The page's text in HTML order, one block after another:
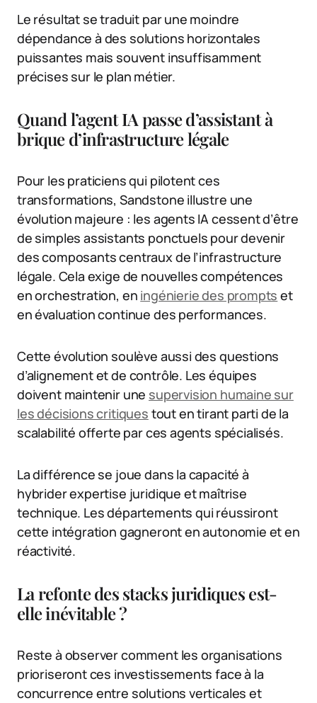
Le résultat se traduit par une moindre
dépendance à des solutions horizontales
puissantes mais souvent insuffisamment
précises sur le plan métier.
Quand l’agent IA passe d’assistant à
brique d’infrastructure légale
Pour les praticiens qui pilotent ces
transformations, Sandstone illustre une
évolution majeure : les agents IA cessent d’être
de simples assistants ponctuels pour devenir
des composants centraux de l’infrastructure
légale. Cela exige de nouvelles compétences
en orchestration, en ingénierie des prompts et
en évaluation continue des performances.
Cette évolution soulève aussi des questions
d’alignement et de contrôle. Les équipes
doivent maintenir une supervision humaine sur
les décisions critiques tout en tirant parti de la
scalabilité offerte par ces agents spécialisés.
La différence se joue dans la capacité à
hybrider expertise juridique et maîtrise
technique. Les départements qui réussiront
cette intégration gagneront en autonomie et en
réactivité.
La refonte des stacks juridiques est-
elle inévitable ?
Reste à observer comment les organisations
prioriseront ces investissements face à la
concurrence entre solutions verticales et